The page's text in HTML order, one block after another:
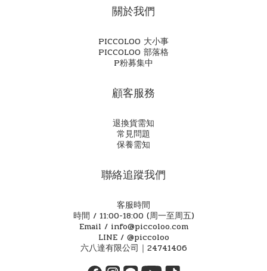
關於我們
PICCOLOO 大小事
PICCOLOO 部落格
P粉募集中
顧客服務
退換貨需知
常見問題
保養需知
聯絡追蹤我們
客服時間
時間 / 11:00-18:00 (周一至周五)
Email / info@piccoloo.com
LINE / @piccoloo
六八達有限公司｜24741406